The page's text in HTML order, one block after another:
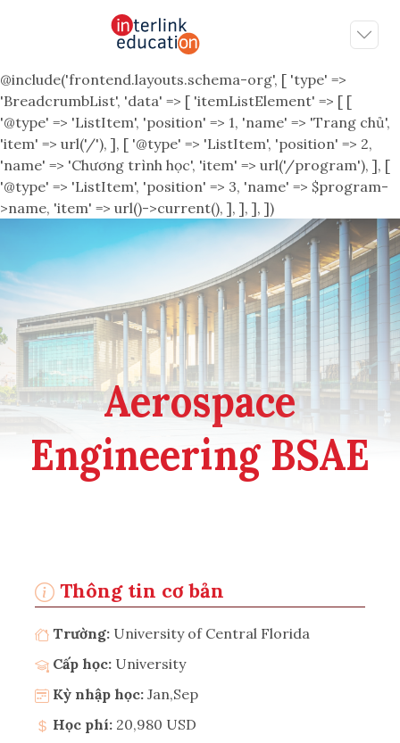
@include('frontend.layouts.schema-org', [ 'type' =>
'BreadcrumbList', 'data' => [ 'itemListElement' => [ [
'@type' => 'ListItem', 'position' => 1, 'name' => 'Trang chủ',
'item' => url('/'), ], [ '@type' => 'ListItem', 'position' => 2,
'name' => 'Chương trình học', 'item' => url('/program'), ], [
'@type' => 'ListItem', 'position' => 3, 'name' => $program-
>name, 'item' => url()->current(), ], ], ], ])
Aerospace
Engineering BSAE
Thông tin cơ bản
Trường: University of Central Florida
Cấp học: University
Kỳ nhập học: Jan,Sep
Học phí: 20,980 USD